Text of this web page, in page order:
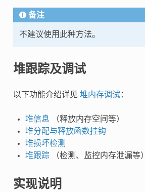
备注
不建议使用此种方法。
堆跟踪及调试
以下功能介绍详见 堆内存调试：
堆信息 （释放内存空间等）
堆分配与释放函数挂钩
堆损坏检测
堆跟踪（检测、监控内存泄漏等）
实现说明